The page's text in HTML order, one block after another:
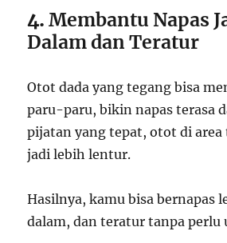
4.Membantu Napas
Dalam dan Teratur
Otot dada yang tegang bisa
paru-paru, bikin napas terasa
pijatan yang tepat, otot di
jadi lebih lentur.
Hasilnya, kamu bisa bernapas
dalam, dan teratur tanpa perlu